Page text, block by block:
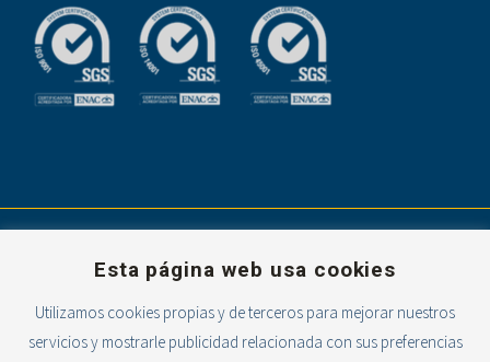
Powered with
Esta página web usa cookies
Utilizamos cookies propias y de terceros para mejorar nuestros
servicios y mostrarle publicidad relacionada con sus preferencias